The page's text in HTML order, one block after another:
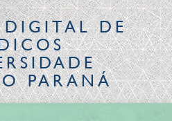
Legislação
CanaisDE
PARANÁ